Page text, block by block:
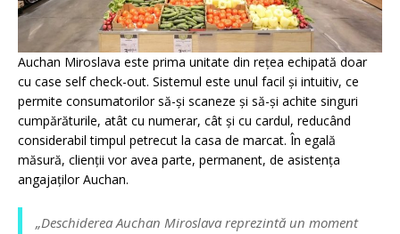
Auchan Miroslava este prima unitate din rețea echipată doar
cu case self check-out. Sistemul este unul facil și intuitiv, ce
permite consumatorilor să-și scaneze și să-și achite singuri
cumpărăturile, atât cu numerar, cât și cu cardul, reducând
considerabil timpul petrecut la casa de marcat. În egală
măsură, clienții vor avea parte, permanent, de asistența
angajaților Auchan.
„Deschiderea Auchan Miroslava reprezintă un moment